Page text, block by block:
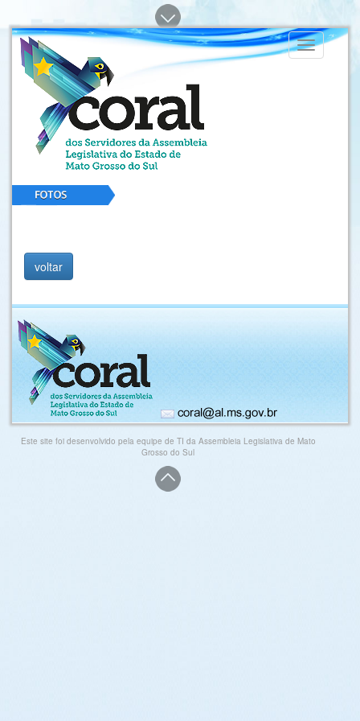
Toggle
navigation
voltar
Este site foi desenvolvido pela equipe de TI da Assembleia Legislativa de Mato
Grosso do Sul